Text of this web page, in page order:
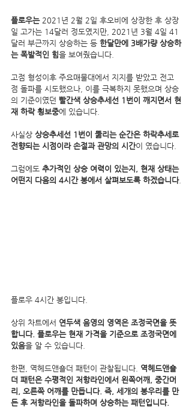
플로우는 2021년 2월 2일 후오비에 상장한 후 상장
일 고가는 14달러 정도였지만, 2021년 3월 4일 41
달러 부근까지 상승하는 등 한달만에 3배가량 상승하
는 폭발적인 힘을 보여줬습니다.
고점 형성이후 주요매물대에서 지지를 받았고 전고
점 돌파를 시도했으나, 이를 극복하지 못했으며 상승
의 기준이였던 빨간색 상승추세선 1번이 깨지면서 현
재 하락 횡보중에 있습니다.
사실상 상승추세선 1번이 뚫리는 순간은 하락추세로
전향되는 시점이라 손절과 관망의 시간이 였습니다.
그럼에도 추가적인 상승 여력이 있는지, 현재 상태는
어떤지 다음의 4시간 봉에서 살펴보도록 하겠습니다.
플로우 4시간 봉입니다.
상위 차트에서 연두색 음영의 영역은 조정국면을 뜻
합니다. 플로우는 현재 가격을 기준으로 조정국면에
있음을 알 수 있습니다.
한편, 역헤드앤숄더 패턴이 관찰됩니다. 역헤드앤숄
더 패턴은 수평적인 저항라인에서 왼쪽어깨, 중간머
리, 오른쪽 어깨를 만듭니다. 즉, 세개의 봉우리를 만
든 후 저항라인을 돌파하며 상승하는 패턴입니다.